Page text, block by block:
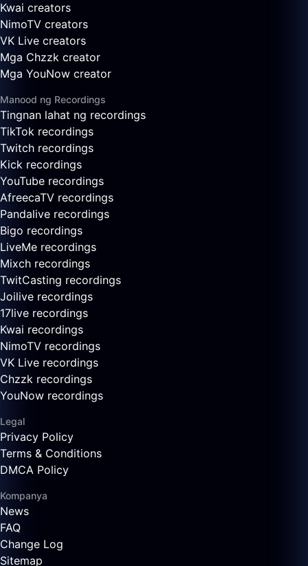
Kwai creators
NimoTV creators
VK Live creators
Mga Chzzk creator
Mga YouNow creator
Manood ng Recordings
Tingnan lahat ng recordings
TikTok recordings
Twitch recordings
Kick recordings
YouTube recordings
AfreecaTV recordings
Pandalive recordings
Bigo recordings
LiveMe recordings
Mixch recordings
TwitCasting recordings
Joilive recordings
17live recordings
Kwai recordings
NimoTV recordings
VK Live recordings
Chzzk recordings
YouNow recordings
Legal
Privacy Policy
Terms & Conditions
DMCA Policy
Kompanya
News
FAQ
Change Log
Sitemap